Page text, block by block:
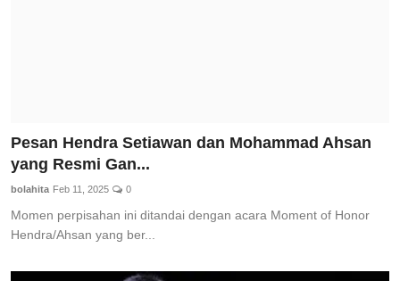
Pesan Hendra Setiawan dan Mohammad Ahsan
yang Resmi Gan...
bolahita Feb 11, 2025 0
Momen perpisahan ini ditandai dengan acara Moment of Honor
Hendra/Ahsan yang ber...